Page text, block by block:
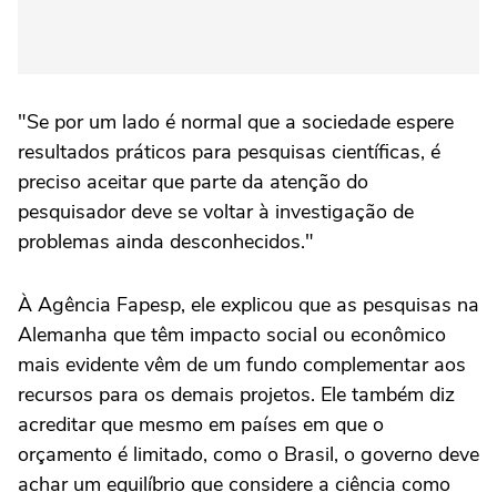
"Se por um lado é normal que a sociedade espere
resultados práticos para pesquisas científicas, é
preciso aceitar que parte da atenção do
pesquisador deve se voltar à investigação de
problemas ainda desconhecidos."
À Agência Fapesp, ele explicou que as pesquisas na
Alemanha que têm impacto social ou econômico
mais evidente vêm de um fundo complementar aos
recursos para os demais projetos. Ele também diz
acreditar que mesmo em países em que o
orçamento é limitado, como o Brasil, o governo deve
achar um equilíbrio que considere a ciência como